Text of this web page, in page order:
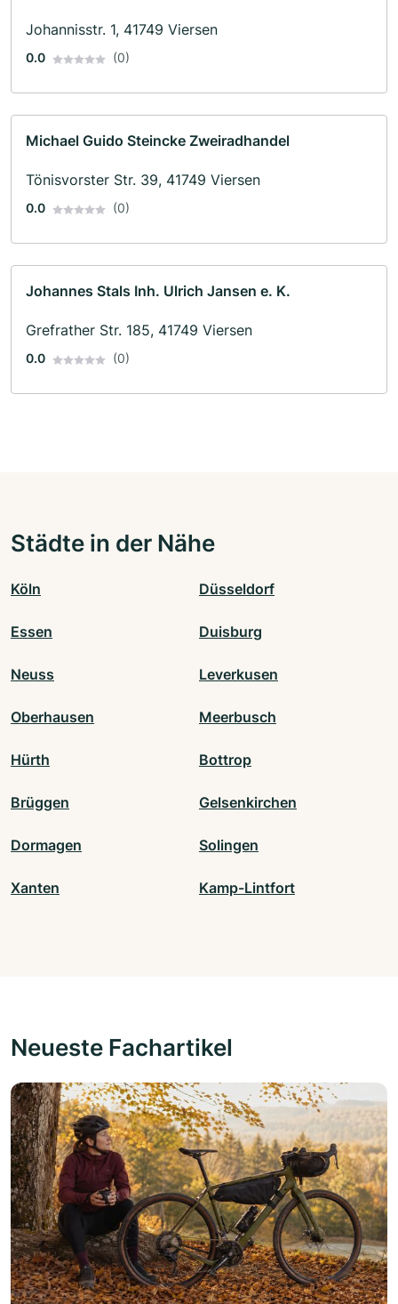
Johannisstr. 1, 41749 Viersen
0.0 (0)
Michael Guido Steincke Zweiradhandel
Tönisvorster Str. 39, 41749 Viersen
0.0 (0)
Johannes Stals Inh. Ulrich Jansen e. K.
Grefrather Str. 185, 41749 Viersen
0.0 (0)
Städte in der Nähe
Köln Düsseldorf
Essen Duisburg
Neuss Leverkusen
Oberhausen Meerbusch
Hürth Bottrop
Brüggen Gelsenkirchen
Dormagen Solingen
Xanten Kamp-Lintfort
Neueste Fachartikel